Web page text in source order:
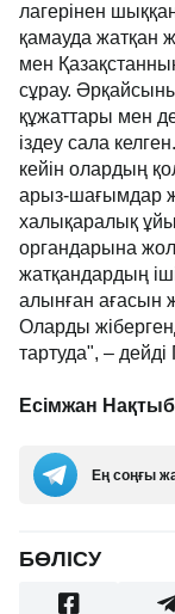
лагерінен
қамауда жатқан
мен
сұрау.
құжаттары мен
іздеу сала
кейін олардың
арыз-шағымдар
халықаралық
органдарына
жатқандардың
алынған ағасын
Оларды
тартуда", –
Есімжан
Ең соңғы
БӨЛІСУ